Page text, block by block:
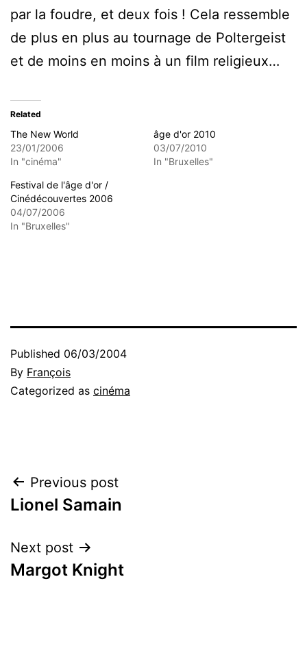
par la foudre, et deux fois ! Cela ressemble
de plus en plus au tournage de Poltergeist
et de moins en moins à un film religieux…
Related
The New World
23/01/2006
In "cinéma"
âge d'or 2010
03/07/2010
In "Bruxelles"
Festival de l'âge d'or /
Cinédécouvertes 2006
04/07/2006
In "Bruxelles"
Published 06/03/2004
By François
Categorized as cinéma
Post
navigation
Previous post
Lionel Samain
Next post
Margot Knight